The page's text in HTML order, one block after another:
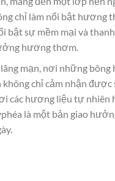
chỉ làm nổi bật hương
bật sự mềm mại và
hương thơm.
mạn, nơi những bông
chỉ cảm nhận được
các hương liệu tự nhiên
là một bản giao